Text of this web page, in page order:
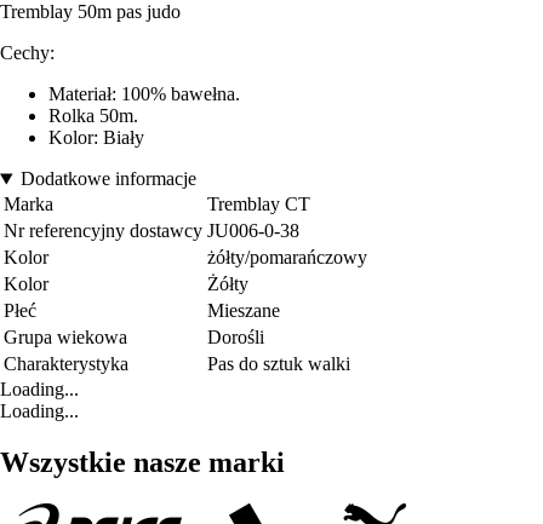
Tremblay 50m pas judo
Cechy:
Materiał: 100% bawełna.
Rolka 50m.
Kolor: Biały
Dodatkowe informacje
Marka
Tremblay CT
Nr referencyjny dostawcy JU006-0-38
Kolor
żółty/pomarańczowy
Kolor
Żółty
Płeć
Mieszane
Grupa wiekowa
Dorośli
Charakterystyka
Pas do sztuk walki
Loading...
Loading...
Wszystkie nasze marki